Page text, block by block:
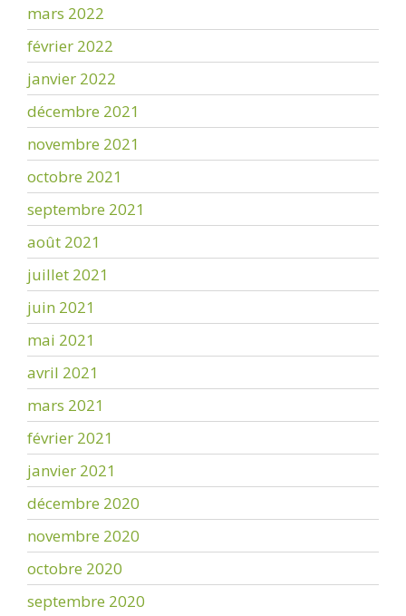
mars 2022
février 2022
janvier 2022
décembre 2021
novembre 2021
octobre 2021
septembre 2021
août 2021
juillet 2021
juin 2021
mai 2021
avril 2021
mars 2021
février 2021
janvier 2021
décembre 2020
novembre 2020
octobre 2020
septembre 2020